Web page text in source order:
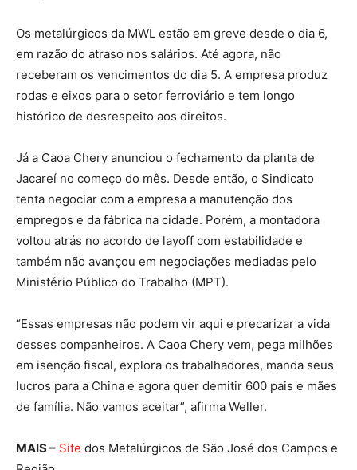
Os metalúrgicos da MWL estão em greve desde o dia 6,
em razão do atraso nos salários. Até agora, não
receberam os vencimentos do dia 5. A empresa produz
rodas e eixos para o setor ferroviário e tem longo
histórico de desrespeito aos direitos.
Já a Caoa Chery anunciou o fechamento da planta de
Jacareí no começo do mês. Desde então, o Sindicato
tenta negociar com a empresa a manutenção dos
empregos e da fábrica na cidade. Porém, a montadora
voltou atrás no acordo de layoff com estabilidade e
também não avançou em negociações mediadas pelo
Ministério Público do Trabalho (MPT).
“Essas empresas não podem vir aqui e precarizar a vida
desses companheiros. A Caoa Chery vem, pega milhões
em isenção fiscal, explora os trabalhadores, manda seus
lucros para a China e agora quer demitir 600 pais e mães
de família. Não vamos aceitar”, afirma Weller.
MAIS – Site dos Metalúrgicos de São José dos Campos e